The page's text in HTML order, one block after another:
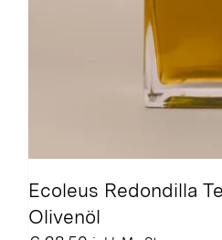
Ecoleus Redondilla
Olivenöl